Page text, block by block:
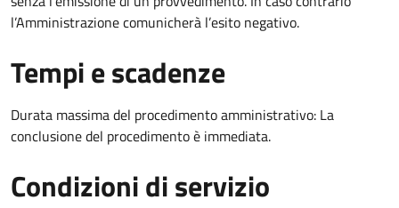
l’Amministrazione comunicherà l’esito negativo.
Tempi e scadenze
Durata massima del procedimento amministrativo: La
conclusione del procedimento è immediata.
Condizioni di servizio